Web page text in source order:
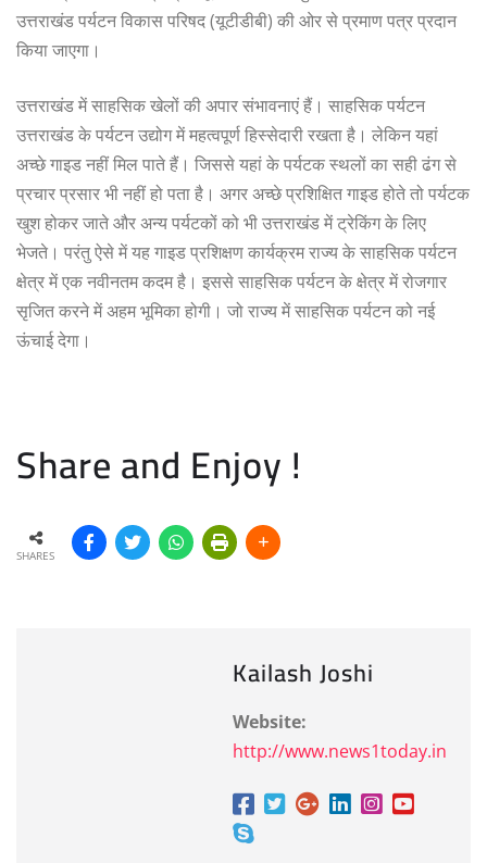
उत्तराखंड पर्यटन विकास परिषद (यूटीडीबी) की ओर से प्रमाण पत्र प्रदान
किया जाएगा।
उत्तराखंड में साहसिक खेलों की अपार संभावनाएं हैं। साहसिक पर्यटन
उत्तराखंड के पर्यटन उद्योग में महत्वपूर्ण हिस्सेदारी रखता है। लेकिन यहां
अच्छे गाइड नहीं मिल पाते हैं। जिससे यहां के पर्यटक स्थलों का सही ढंग से
प्रचार प्रसार भी नहीं हो पता है। अगर अच्छे प्रशिक्षित गाइड होते तो पर्यटक
खुश होकर जाते और अन्य पर्यटकों को भी उत्तराखंड में ट्रेकिंग के लिए
भेजते। परंतु ऐसे में यह गाइड प्रशिक्षण कार्यक्रम राज्य के साहसिक पर्यटन
क्षेत्र में एक नवीनतम कदम है। इससे साहसिक पर्यटन के क्षेत्र में रोजगार
सृजित करने में अहम भूमिका होगी। जो राज्य में साहसिक पर्यटन को नई
ऊंचाई देगा।
Share and Enjoy !
SHARES
Kailash Joshi
Website:
http://www.news1today.in